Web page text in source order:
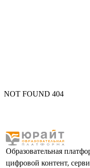
NOT FOUND 404
Образовательная
цифровой контент,